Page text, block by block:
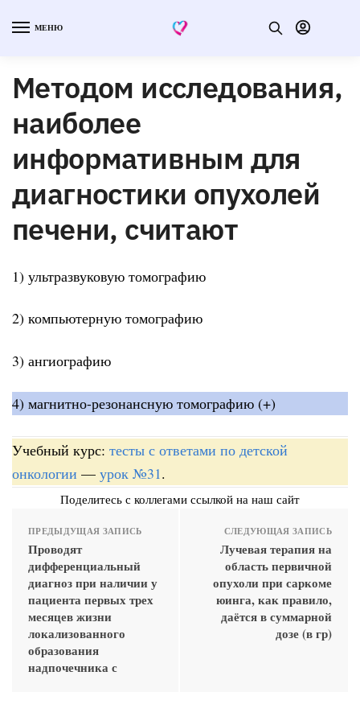
МЕНЮ
Методом исследования,
наиболее
информативным для
диагностики опухолей
печени, считают
1) ультразвуковую томографию
2) компьютерную томографию
3) ангиографию
4) магнитно-резонансную томографию (+)
Учебный курс: тесты с ответами по детской
онкологии — урок №31.
Поделитесь с коллегами ссылкой на наш сайт
ПРЕДЫДУЩАЯ ЗАПИСЬ
Проводят
дифференциальный
диагноз при наличии у
пациента первых трех
месяцев жизни
локализованного
образования
надпочечника с
СЛЕДУЮЩАЯ ЗАПИСЬ
Лучевая терапия на
область первичной
опухоли при саркоме
юинга, как правило,
даётся в суммарной
дозе (в гр)